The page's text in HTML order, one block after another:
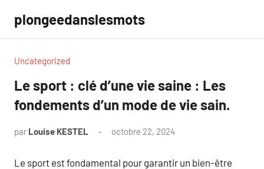
contenu
plongeedanslesmots
Uncategorized
Le sport : clé d’une vie saine : Les
fondements d’un mode de vie sain.
par Louise KESTEL octobre 22, 2024
Le sport est fondamental pour garantir un bien-être